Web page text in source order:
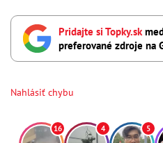
Pridajte si Topky.sk
preferované zdroje na
Nahlásiť chybu
16 4 5